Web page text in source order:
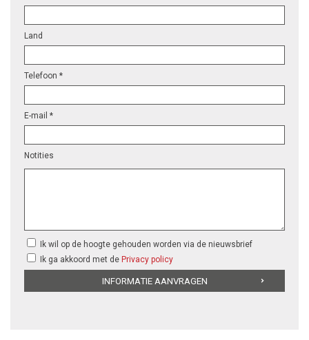
Land
Telefoon *
E-mail *
Notities
Ik wil op de hoogte gehouden worden via de nieuwsbrief
Ik ga akkoord met de Privacy policy